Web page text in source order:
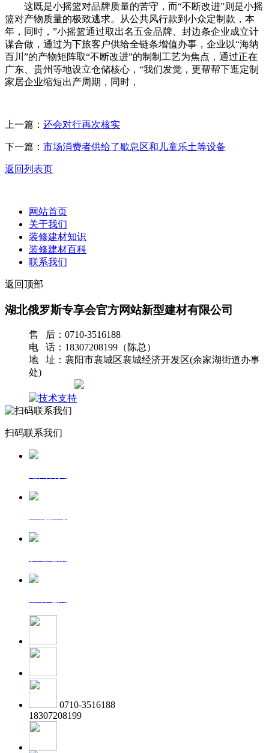
这既是小摇篮对品牌质量的苦守，而“不断改进”则是小摇
篮对产物质量的极致逃求。从公共风行款到小众定制款，本
年，同时，”小摇篮通过取出名五金品牌、封边条企业成立计
谋合做，通过为下旅客户供给全链条增值办事，企业以“海纳
百川”的产物矩阵取“不断改进”的制制工艺为焦点，通过正在
广东、贵州等地设立仓储核心，“我们发觉，更帮帮下逛定制
家居企业缩短出产周期，同时，
上一篇： 还会对行再次核实
下一篇： 市场消费者供给了歇息区和儿童乐土等设备
返回列表页
网站首页
关于我们
装修建材知识
装修建材百科
联系我们
返回顶部
湖北俄罗斯专享会官方网站新型建材有限公司
售 后：0710-3516188
电 话：18307208199（陈总）
地 址：襄阳市襄城区襄城经济开发区(余家湖街道办事
处)
扫码联系我们
0710-3516188
18307208199